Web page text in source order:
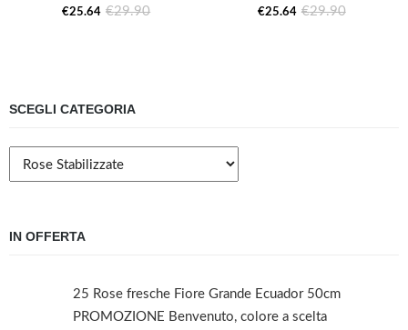
€25.64Il€29.90Il
€25.64Il€29.90Il
SCEGLI CATEGORIA
IN OFFERTA
25 Rose fresche Fiore Grande Ecuador 50cm
PROMOZIONE Benvenuto, colore a scelta